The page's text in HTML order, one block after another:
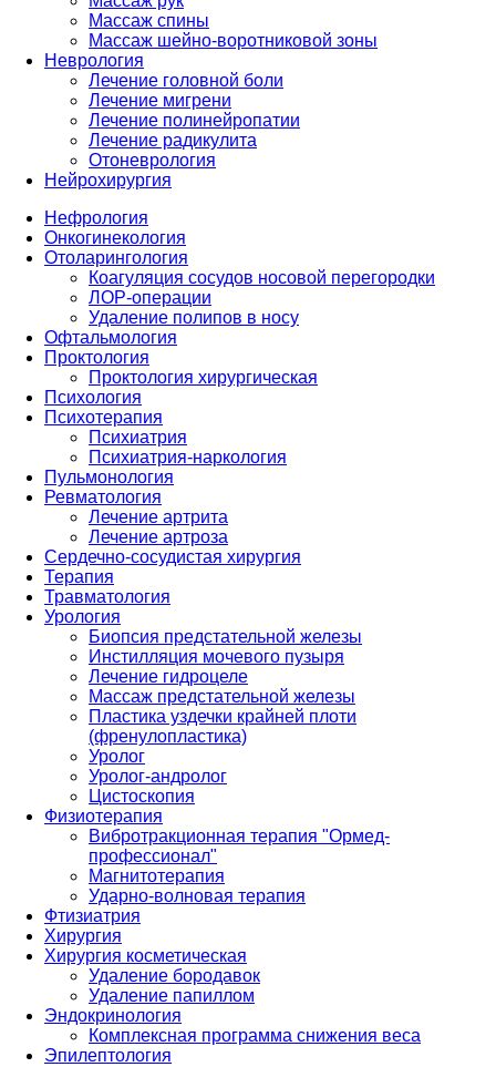
Массаж спины
Массаж шейно-воротниковой зоны
Неврология
Лечение головной боли
Лечение мигрени
Лечение полинейропатии
Лечение радикулита
Отоневрология
Нейрохирургия
Нефрология
Онкогинекология
Отоларингология
Коагуляция сосудов носовой перегородки
ЛОР-операции
Удаление полипов в носу
Офтальмология
Проктология
Проктология хирургическая
Психология
Психотерапия
Психиатрия
Психиатрия-наркология
Пульмонология
Ревматология
Лечение артрита
Лечение артроза
Сердечно-сосудистая хирургия
Терапия
Травматология
Урология
Биопсия предстательной железы
Инстилляция мочевого пузыря
Лечение гидроцеле
Массаж предстательной железы
Пластика уздечки крайней плоти
(френулопластика)
Уролог
Уролог-андролог
Цистоскопия
Физиотерапия
Вибротракционная терапия "Ормед-
профессионал"
Магнитотерапия
Ударно-волновая терапия
Фтизиатрия
Хирургия
Хирургия косметическая
Удаление бородавок
Удаление папиллом
Эндокринология
Комплексная программа снижения веса
Эпилептология